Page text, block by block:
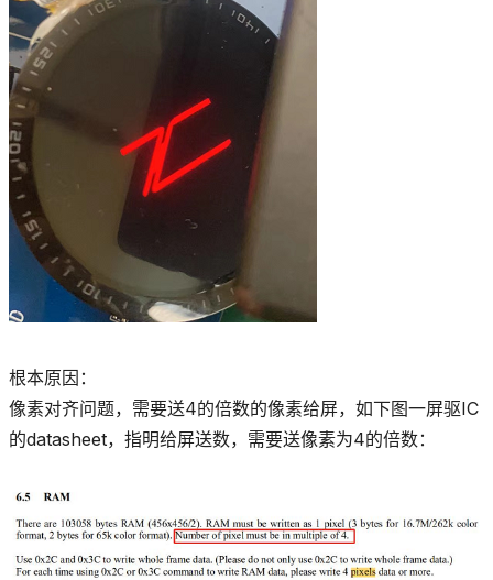
根本原因：
像素对齐问题，需要送4的倍数的像素给屏，如下图一屏驱IC
的datasheet，指明给屏送数，需要送像素为4的倍数：